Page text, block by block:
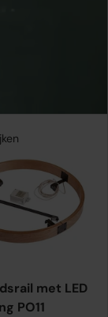
met LED
PO11